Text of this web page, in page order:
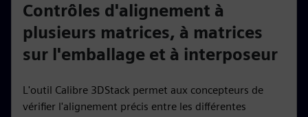
Contrôles d'alignement à
plusieurs matrices, à matrices
sur l'emballage et à interposeur
L'outil Calibre 3DStack permet aux concepteurs de
vérifier l'alignement précis entre les différentes